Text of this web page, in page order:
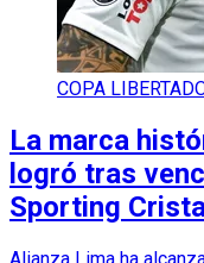
COPA
La marca
logró tras
Sporting